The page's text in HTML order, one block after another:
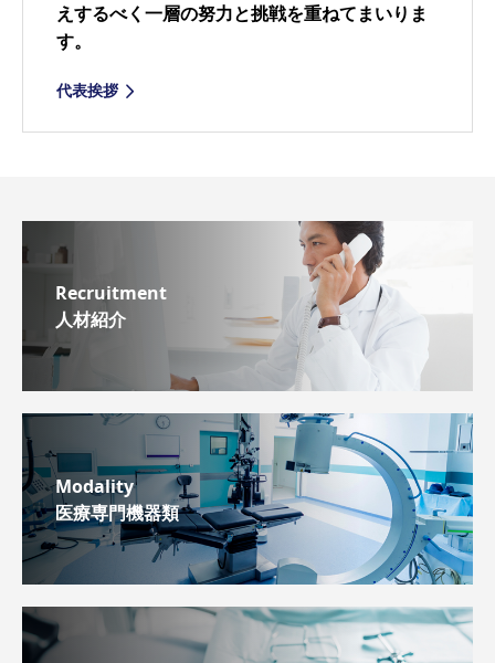
えするべく一層の努力と挑戦を重ねてまいりま
す。
代表挨拶
Recruitment
人材紹介
Modality
医療専門機器類